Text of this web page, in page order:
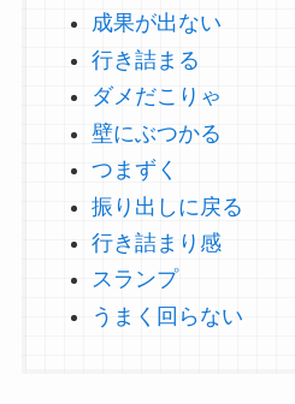
成果が出ない
行き詰まる
ダメだこりゃ
壁にぶつかる
つまずく
振り出しに戻る
行き詰まり感
スランプ
うまく回らない